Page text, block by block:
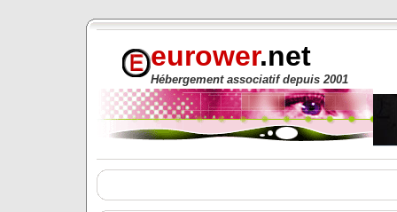
eurower.net
Hébergement associatif depuis 2001